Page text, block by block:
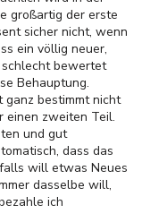
großartig der erste
sicher nicht, wenn
ein völlig neuer,
bewertet
Behauptung.
ganz bestimmt nicht
einen zweiten Teil.
und gut
dass das
will etwas Neues
dasselbe will,
ich